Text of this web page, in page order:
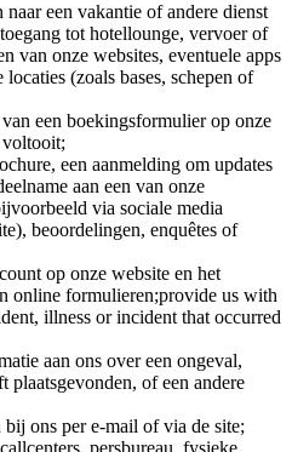
een vakantie of andere dienst
tot hotellounge, vervoer of
van onze websites, eventuele apps
(zoals bases, schepen of
een boekingsformulier op onze
voltooit;
een aanmelding om updates
aan een van onze
via sociale media
beoordelingen, enquêtes of
op onze website en het
online formulieren;provide us with
illness or incident that occurred
aan ons over een ongeval,
plaatsgevonden, of een andere
bij ons per e-mail of via de site;